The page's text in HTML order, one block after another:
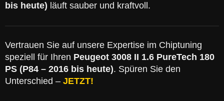
bis heute) läuft sauber und kraftvoll.
Vertrauen Sie auf unsere Expertise im Chiptuning
speziell für Ihren Peugeot 3008 II 1.6 PureTech 180
PS (P84 – 2016 bis heute). Spüren Sie den
Unterschied – JETZT!